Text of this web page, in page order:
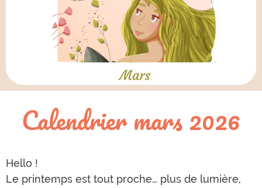
Calendrier mars 2026
Hello !
Le printemps est tout proche… plus de lumière,